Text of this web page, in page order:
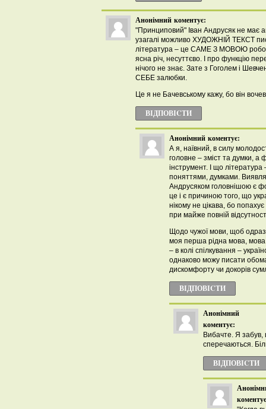
Анонімний коментує:
"Принциповий" Іван Андрусяк не має
узагалі можливо ХУДОЖНІЙ ТЕКСТ
література – це САМЕ З МОВОЮ
ясна річ, несуттєво. І про функцію
нічого не знає. Зате з Гоголем і
СЕБЕ залюбки.
Це я не Бачевському кажу, бо він
ВІДПОВІCТИ
Анонімний коментує:
А я, наївний, в силу
головне – зміст та думки, а
інструмент. І що
поняттями, думками.
Андрусяком головнішою є
це і є причиною того, що
нікому не цікава, бо
при майже повній
Щодо чужої мови, щоб
моя перша рідна мова, мова
– в колі спілкування –
однаково можу писати
дискомфорту чи докорів
ВІДПОВІCТИ
Анонімний
коментує:
Вибачте. Я
сперечаються.
ВІДПОВІCТИ